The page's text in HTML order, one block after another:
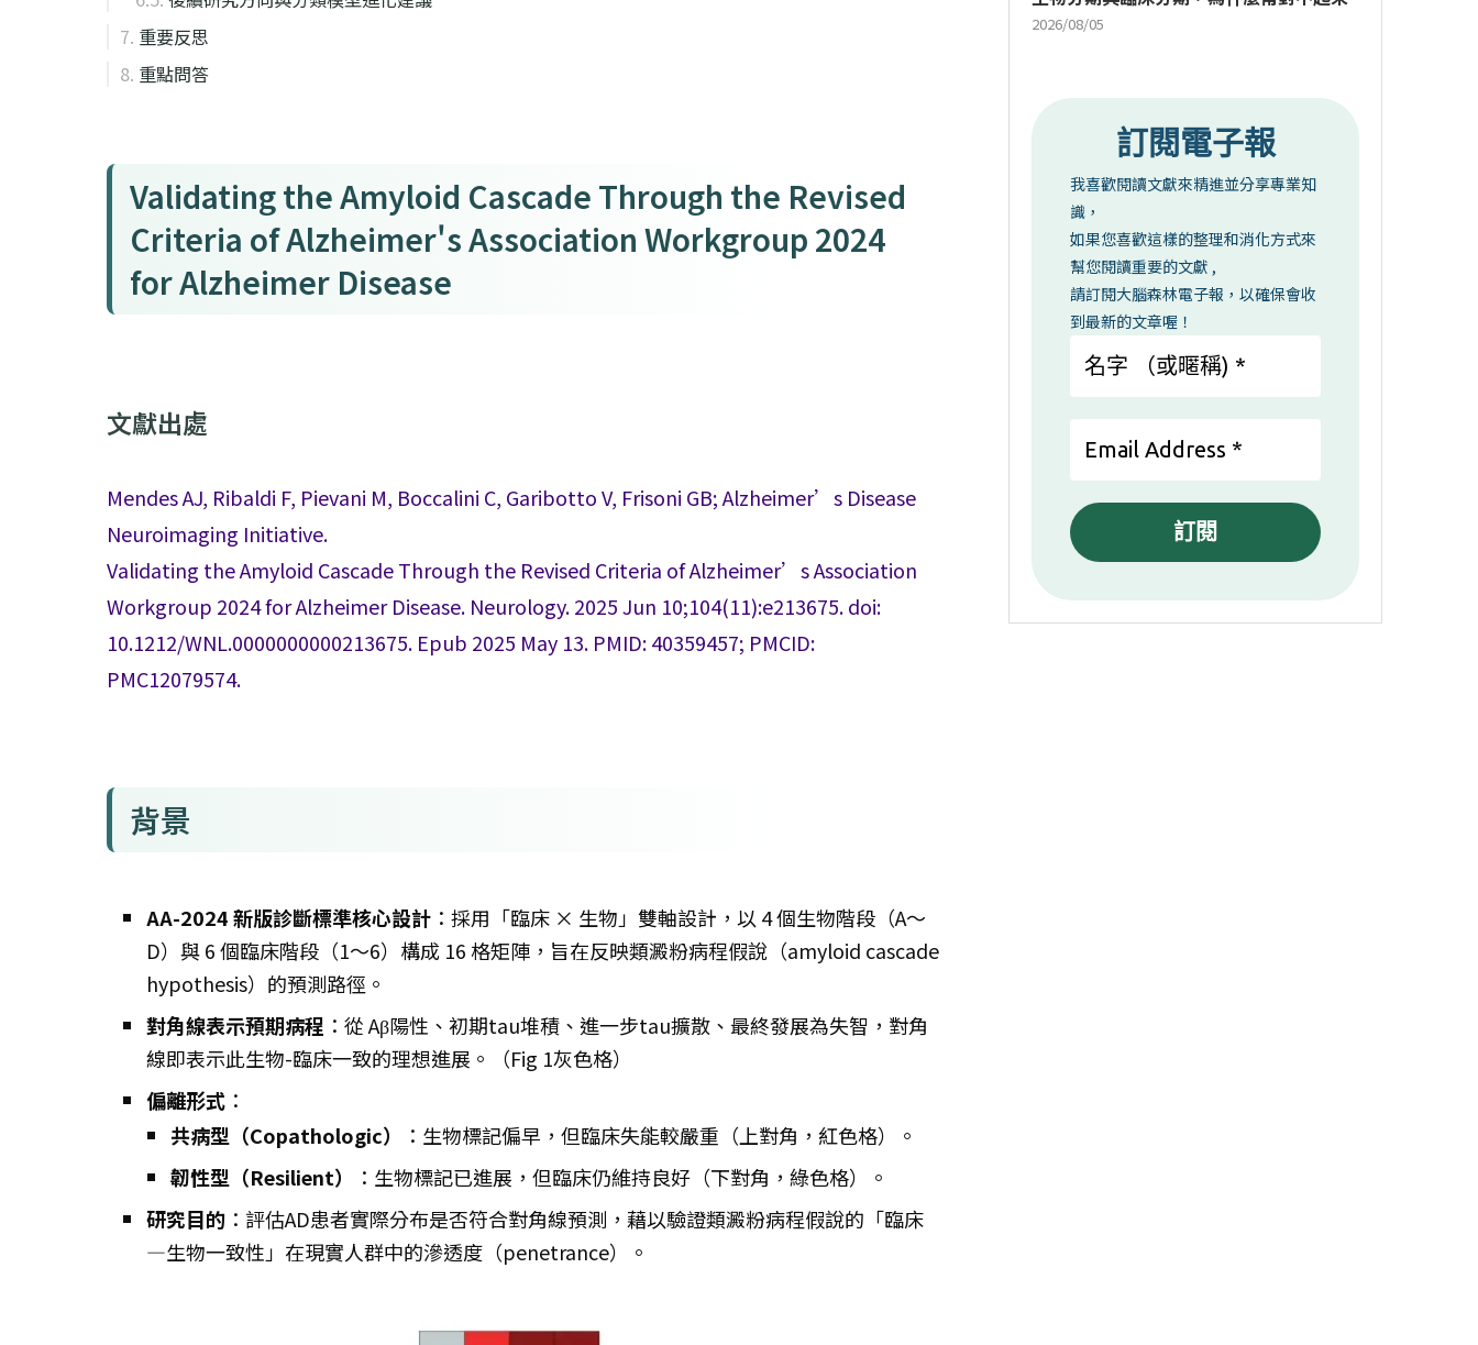
重要反思
重點問答
Validating the Amyloid Cascade Through the Revised
Criteria of Alzheimer's Association Workgroup 2024
for Alzheimer Disease
文獻出處
Mendes AJ, Ribaldi F, Pievani M, Boccalini C, Garibotto V, Frisoni GB; Alzheimer’s Disease
Neuroimaging Initiative.
Validating the Amyloid Cascade Through the Revised Criteria of Alzheimer’s Association
Workgroup 2024 for Alzheimer Disease. Neurology. 2025 Jun 10;104(11):e213675. doi:
10.1212/WNL.0000000000213675. Epub 2025 May 13. PMID: 40359457; PMCID:
PMC12079574.
背景
AA-2024 新版診斷標準核心設計 ：採用「臨床 × 生物」雙軸設計，以 4 個生物階段（A〜
D）與 6 個臨床階段（1〜6）構成 16 格矩陣，旨在反映類澱粉病程假說（amyloid cascade
hypothesis）的預測路徑。
對角線表示預期病程 ：從 Aβ陽性、初期tau堆積、進一步tau擴散、最終發展為失智，對角
線即表示此生物-臨床一致的理想進展。（Fig 1灰色格）
偏離形式 ：
共病型（Copathologic）
：生物標記偏早，但臨床失能較嚴重（上對角，紅色格）。
韌性型（Resilient）
：生物標記已進展，但臨床仍維持良好（下對角，綠色格）。
研究目的 ：評估AD患者實際分布是否符合對角線預測，藉以驗證類澱粉病程假說的「臨床
—生物一致性」在現實人群中的滲透度（penetrance）。
2026/08/05
訂閱電子報
我喜歡閱讀文獻來精進並分享專業知
識，
如果您喜歡這樣的整理和消化方式來
幫您閱讀重要的文獻 ,
請訂閱大腦森林電子報，以確保會收
到最新的文章喔！